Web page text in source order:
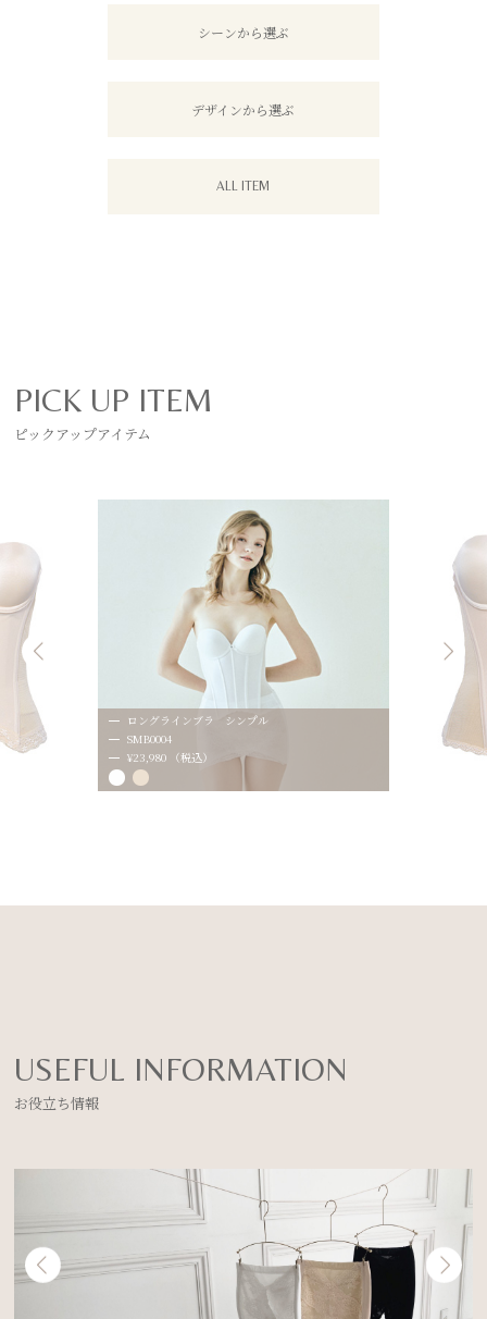
シーンから選ぶ
デザインから選ぶ
ALL ITEM
PICK UP ITEM
ピックアップアイテム
ロングラインブラ シンプル
SMB0004
¥23,980 （税込）
USEFUL INFORMATION
お役立ち情報